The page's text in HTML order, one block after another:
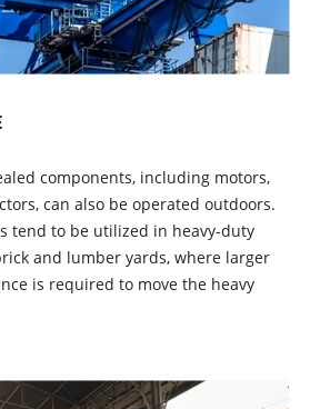
components, including motors,
can also be operated outdoors.
tend to be utilized in heavy-duty
and lumber yards, where larger
is required to move the heavy